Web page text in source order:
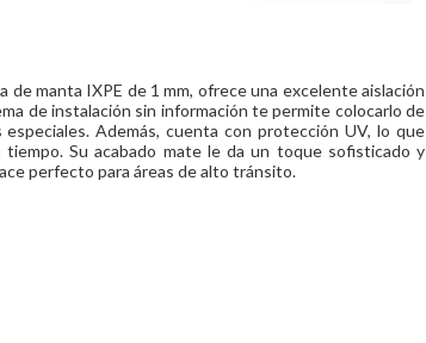
de manta IXPE de 1 mm, ofrece una excelente aislación
de instalación sin información te permite colocarlo de
Además, cuenta con protección UV, lo que
Su acabado mate le da un toque sofisticado y
perfecto para áreas de alto tránsito.